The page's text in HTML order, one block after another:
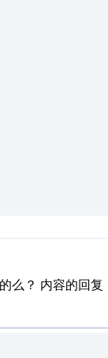
么？ 内容的回复